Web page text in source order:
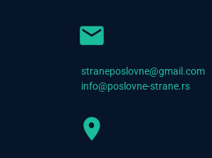
straneposlovne@gmail.com
info@poslovne-strane.rs